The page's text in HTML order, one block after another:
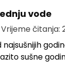
vode
čitanja:
sušne